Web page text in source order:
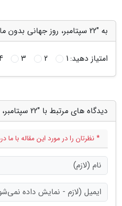
به "22 سپتامبر، روز جهانی بدون ماشین" امتیاز دهید
امتیاز دهید:1
2
3
دیدگاه های مرتبط با "22 سپتامبر، روز جهانی بدون ماشین"
* نظرتان را در مورد این مقاله با ما